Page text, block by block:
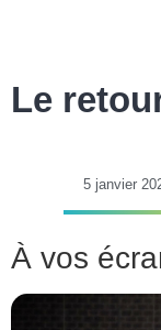
Le
5 janvier
À vos